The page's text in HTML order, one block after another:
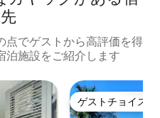
点でゲストから高評価を得
泊施設をご紹介します
ゲストチョイス
ゲストチョイス